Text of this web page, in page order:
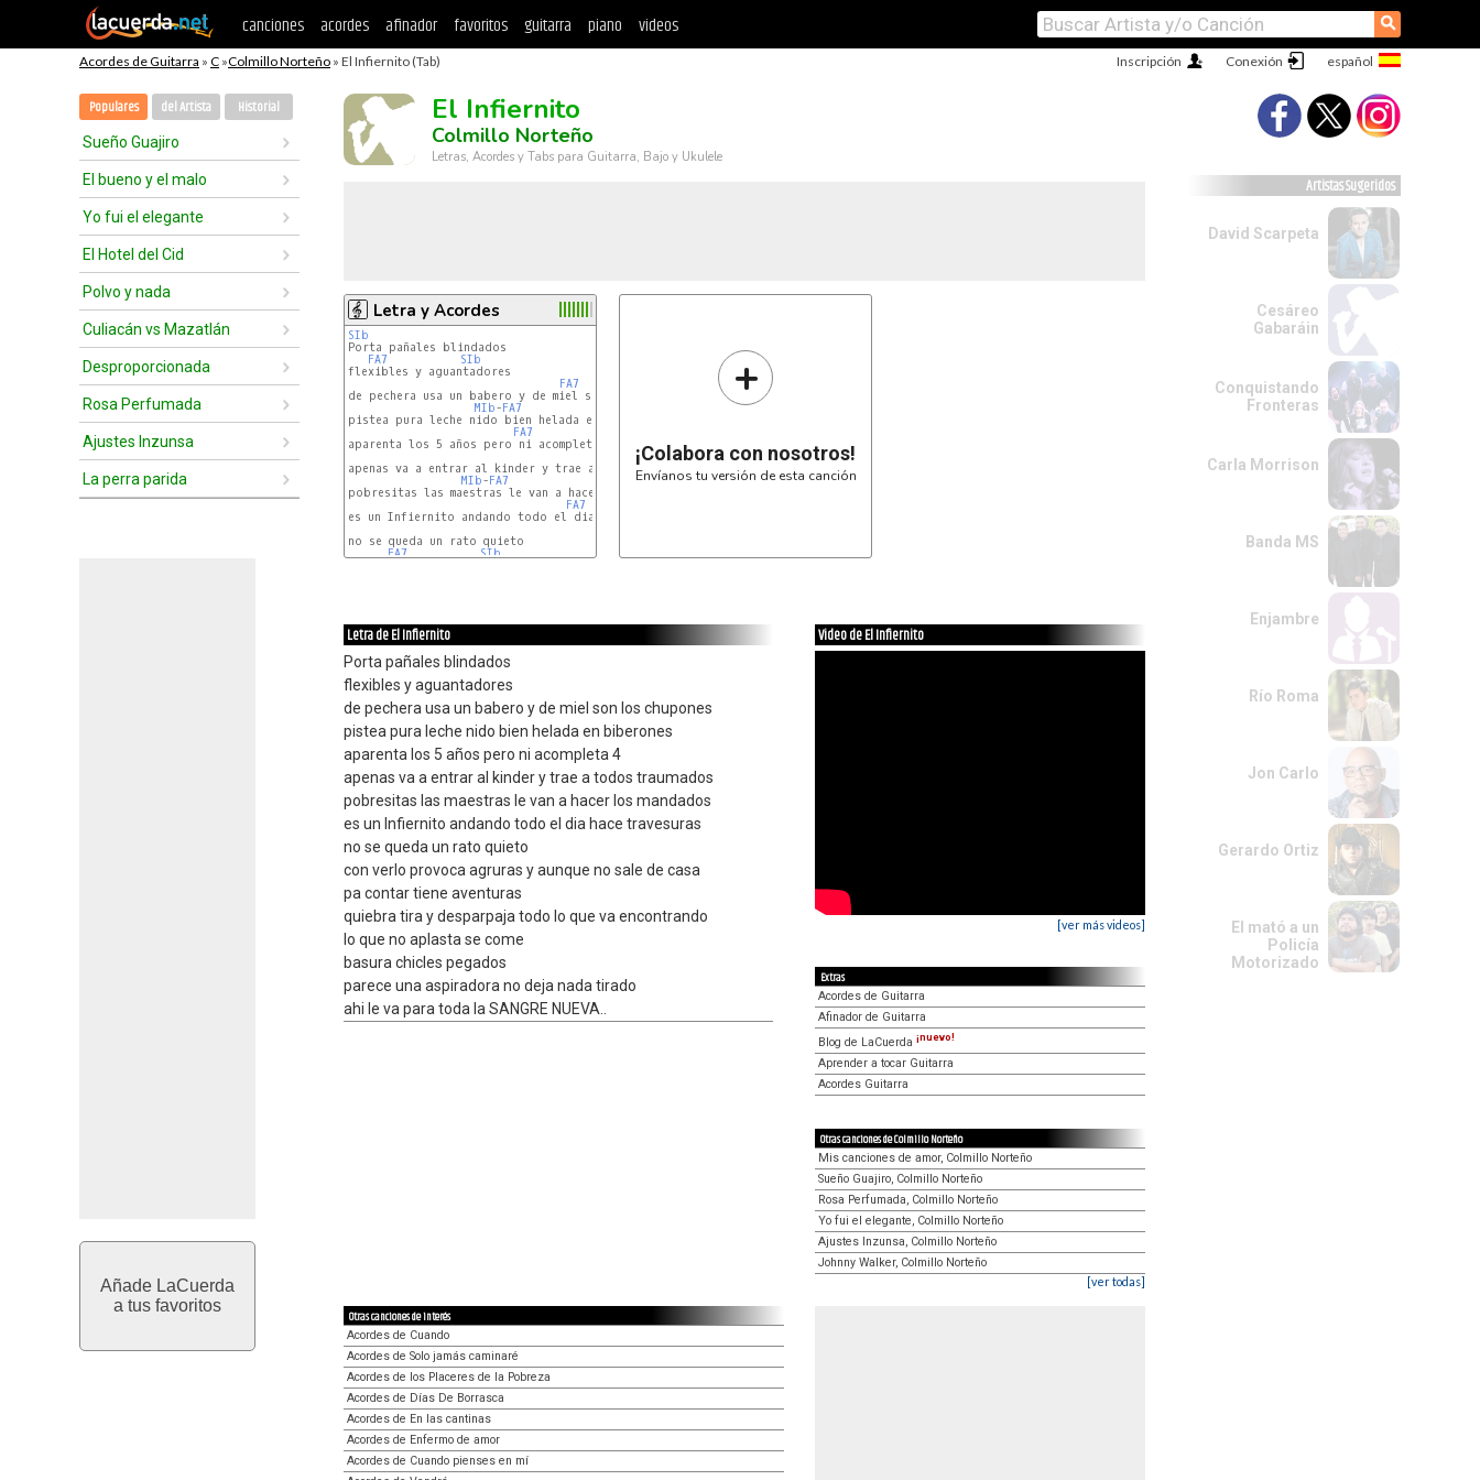
canciones acordes afinador favoritos guitarra piano videos ⚲
Acordes de Guitarra » C »Colmillo Norteño » El Infiernito (Tab) Conexión
Inscripción
Populares del Artista Historial
Sueño Guajiro
El bueno y el malo
Yo fui el elegante
El Hotel del Cid
Polvo y nada
Culiacán vs Mazatlán
Desproporcionada
Rosa Perfumada
Ajustes Inzunsa
La perra parida
Añade LaCuerda
a tus favoritos
El Infiernito
Colmillo Norteño
Letras, Acordes y Tabs para Guitarra, Bajo y Ukulele
Letra y Acordes
SIb
FA7
SIb
flexibles y aguantadores
FA7
de pechera usa un babero y de miel son los chupones
MIb-FA7
pistea pura leche nido bien helada en biberones
FA7
aparenta los 5 años pero ni acompleta 4
SIb
apenas va a entrar al kinder y trae a todos traumados
MIb-FA7
SIb
pobresitas las maestras le van a hacer los mandados
FA7
es un Infiernito andando todo el dia hace travesuras
no se queda un rato quieto
FA7
SIb
+
¡Colabora con nosotros!
Envíanos tu versión de esta canción
Letra de El Infiernito
Porta pañales blindados
flexibles y aguantadores
de pechera usa un babero y de miel son los chupones
pistea pura leche nido bien helada en biberones
aparenta los 5 años pero ni acompleta 4
apenas va a entrar al kinder y trae a todos traumados
pobresitas las maestras le van a hacer los mandados
es un Infiernito andando todo el dia hace travesuras
no se queda un rato quieto
con verlo provoca agruras y aunque no sale de casa
pa contar tiene aventuras
quiebra tira y desparpaja todo lo que va encontrando
lo que no aplasta se come
basura chicles pegados
parece una aspiradora no deja nada tirado
ahi le va para toda la SANGRE NUEVA..
Video de El Infiernito
[ver más videos]
Extras
Acordes de Guitarra
Afinador de Guitarra
Blog de LaCuerda ¡nuevo!
Aprender a tocar Guitarra
Acordes Guitarra
Otras canciones de Colmillo Norteño
Mis canciones de amor, Colmillo Norteño
Sueño Guajiro, Colmillo Norteño
Rosa Perfumada, Colmillo Norteño
Yo fui el elegante, Colmillo Norteño
Ajustes Inzunsa, Colmillo Norteño
Johnny Walker, Colmillo Norteño
[ver todas]
Otras canciones de interés
Acordes de Cuando
Acordes de Solo jamás caminaré
Acordes de los Placeres de la Pobreza
Acordes de Días De Borrasca
Acordes de En las cantinas
Acordes de Enfermo de amor
Acordes de Cuando pienses en mí
Artistas Sugeridos
David Scarpeta
Cesáreo
Gabaráin
Conquistando
Fronteras
Carla Morrison
Banda MS
Enjambre
Río Roma
Jon Carlo
Gerardo Ortiz
El mató a un
Policía
Motorizado